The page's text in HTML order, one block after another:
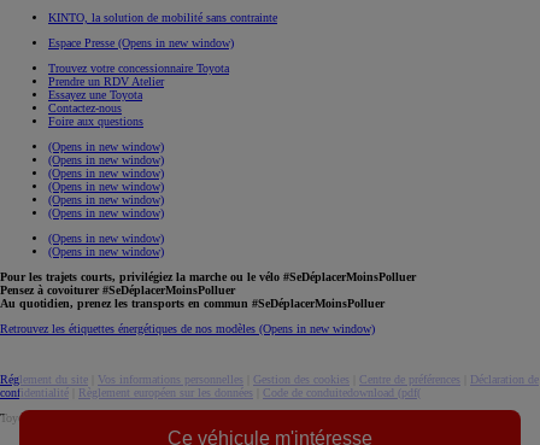
Ce véhicule m'intéresse
KINTO, la solution de mobilité sans contrainte
Espace Presse (Opens in new window)
Trouvez votre concessionnaire Toyota
Prendre un RDV Atelier
Essayez une Toyota
Contactez-nous
Foire aux questions
(Opens in new window)
(Opens in new window)
(Opens in new window)
(Opens in new window)
(Opens in new window)
(Opens in new window)
(Opens in new window)
(Opens in new window)
Pour les trajets courts, privilégiez la marche ou le vélo #SeDéplacerMoinsPolluer
Pensez à covoiturer #SeDéplacerMoinsPolluer
Au quotidien, prenez les transports en commun #SeDéplacerMoinsPolluer
Retrouvez les étiquettes énergétiques de nos modèles (Opens in new window)
Réglement du site Vos informations personnelles Gestion des cookies Centre de préférences
Déclaration de
confidentialité
Règlement européen sur les données Code de conduitedownload (pdf(
Toyota. Tous droits réservés. © 2026